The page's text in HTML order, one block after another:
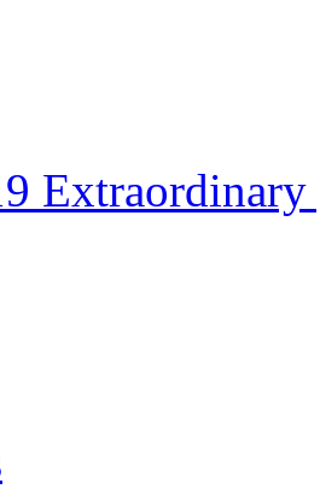
Extraordinary